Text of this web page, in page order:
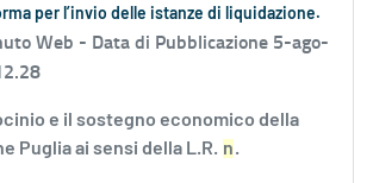
per l’invio delle istanze di liquidazione.
Web - Data di Pubblicazione 5-ago-
e il sostegno economico della
Puglia ai sensi della L.R. n.